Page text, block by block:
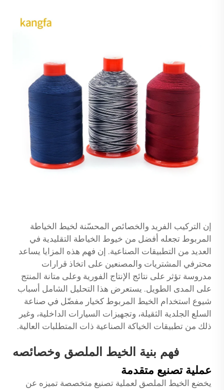
إن التركيب الفريد والخصائص المحسّنة لخيط الخياطة
المربوط تجعله أفضل من خيوط الخياطة التقليدية في
العديد من التطبيقات الصناعية. إن فهم هذه المزايا يساعد
محترفي المشتريات والمصنعين على اتخاذ قرارات
مدروسة تؤثر على نتائج الإنتاج الفورية وعلى متانة المنتج
على المدى الطويل. يستعرض هذا التحليل الشامل أسباب
شيوع استخدام الخيط المربوط كخيار مفضّل في صناعة
السلع الجلدية الثقيلة، وتجهيزات السيارات الداخلية، وغير
ذلك من تطبيقات الخياكة الصناعية ذات المتطلبات العالية.
فهم بنية الخيط الملصق وخصائصه
عملية تصنيع متقدمة
يخضع الخيط الملصق لعملية تصنيع متخصصة تميزه عن